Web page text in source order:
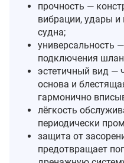
прочность —
вибрации, удары и
судна;
универсальность
подключения
эстетичный вид —
основа и
гармонично
лёгкость
периодически
защита от
предотвращает